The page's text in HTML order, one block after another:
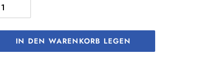
IN DEN WARENKORB LEGEN